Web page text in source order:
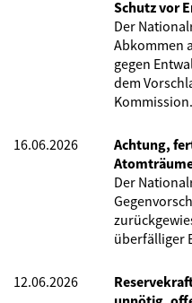
Schutz vor
Der
Abkommen
gegen
dem
Kommission.
16.06.2026
Achtung,
Der
überfälliger
12.06.2026